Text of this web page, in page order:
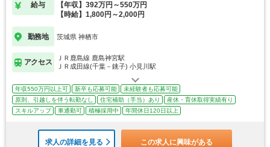
給与
【年収】392万円～550万円
【時給】1,800円～2,000円
勤務地 茨城県 神栖市
アクセス
ＪＲ鹿島線 鹿島神宮駅
ＪＲ成田線(千葉－銚子) 小見川駅
年収550万円以上可 新卒も応募可能
未経験者も応募可能
原則、引越しを伴う転勤なし
住宅補助（手当）あり
産休・育休取得実績有り
スキルアップ
車通勤可 積極採用中 年間休日120日以上
求人の詳細を見る この求人に興味がある